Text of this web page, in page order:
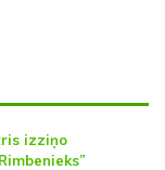
izziņo